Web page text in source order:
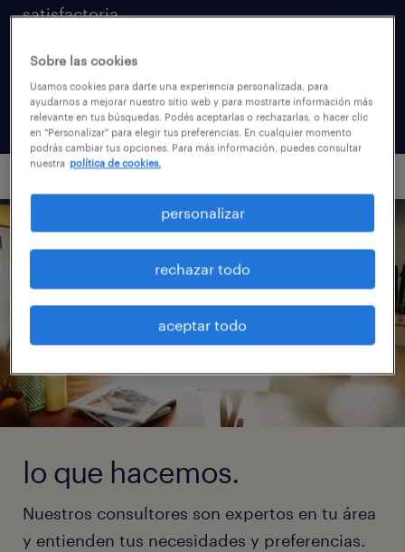
satisfactoria.
ver trabajos
lo que hacemos.
Nuestros consultores son expertos en tu área
y entienden tus necesidades y preferencias.
Sobre las cookies
Usamos cookies para darte una experiencia personalizada, para
ayudarnos a mejorar nuestro sitio web y para mostrarte información más
relevante en tus búsquedas. Podés aceptarlas o rechazarlas, o hacer clic
en "Personalizar" para elegir tus preferencias. En cualquier momento
podrás cambiar tus opciones. Para más información, puedes consultar
nuestra política de cookies.
personalizar
rechazar todo
aceptar todo